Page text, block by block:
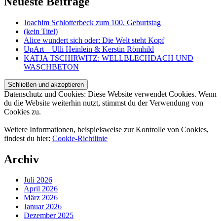
Joachim Schlotterbeck zum 100. Geburtstag
(kein Titel)
Alice wundert sich oder: Die Welt steht Kopf
UpArt – Ulli Heinlein & Kerstin Römhild
KATJA TSCHIRWITZ: WELLBLECHDACH UND
WASCHBETON
Datenschutz und Cookies: Diese Website verwendet Cookies. Wenn
du die Website weiterhin nutzt, stimmst du der Verwendung von
Cookies zu.
Weitere Informationen, beispielsweise zur Kontrolle von Cookies,
findest du hier: Cookie-Richtlinie
Archiv
Juli 2026
April 2026
März 2026
Januar 2026
Dezember 2025